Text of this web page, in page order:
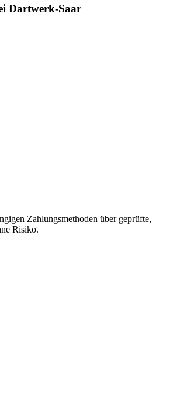
Dartwerk-Saar
Zahlungsmethoden über geprüfte,
Risiko.